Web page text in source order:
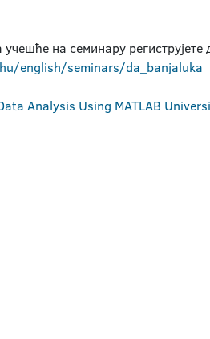
учешће на семинару
english/seminars/da_banjaluka
Analysis Using MATLAB